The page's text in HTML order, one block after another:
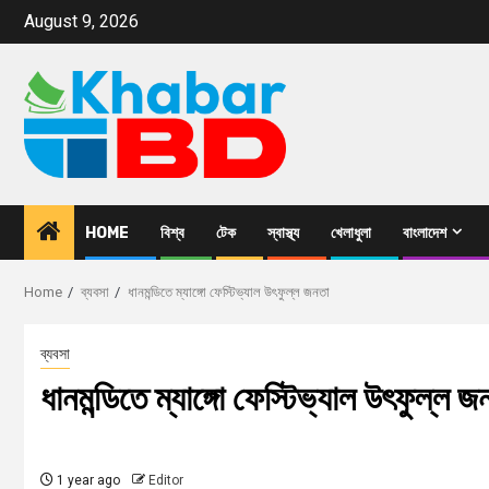
August 9, 2026
HOME বিশ্ব টেক স্বাস্থ্য খেলাধুলা বাংলাদেশ
Home ব্যবসা ধানমন্ডিতে ম্যাঙ্গো ফেস্টিভ্যাল উৎফুল্ল জনতা
ব্যবসা
ধানমন্ডিতে ম্যাঙ্গো ফেস্টিভ্যাল উৎফুল্ল
1 year ago Editor